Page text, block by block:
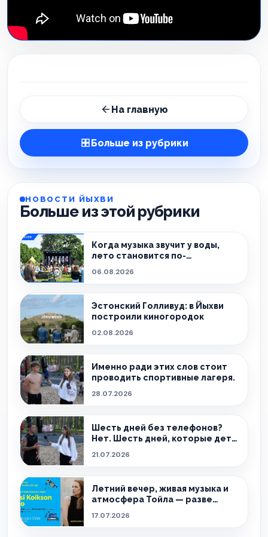
На главную
Больше из рубрики
НОВОСТИ ЙЫХВИ
Больше из этой рубрики
Когда музыка звучит у воды,
лето становится по-
06.08.2026
Эстонский Голливуд: в Йыхви
построили киногородок
02.08.2026
Именно ради этих слов стоит
проводить спортивные лагеря.
28.07.2026
Шесть дней без телефонов?
Нет. Шесть дней, которые дети
21.07.2026
Летний вечер, живая музыка и
атмосфера Тойла — разве
сочетание?
17.07.2026